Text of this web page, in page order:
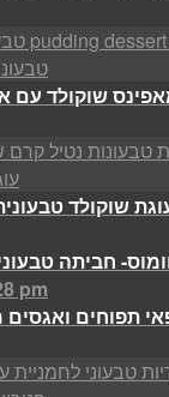
pm